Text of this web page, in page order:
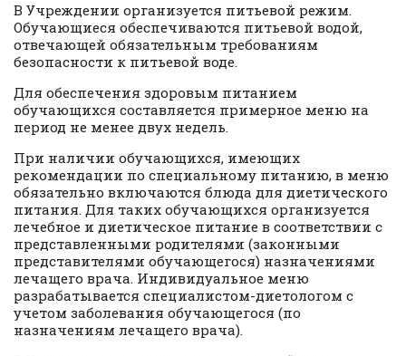
В Учреждении организуется питьевой режим.
Обучающиеся обеспечиваются питьевой водой,
отвечающей обязательным требованиям
безопасности к питьевой воде.
Для обеспечения здоровым питанием
обучающихся составляется примерное меню на
период не менее двух недель.
При наличии обучающихся, имеющих
рекомендации по специальному питанию, в меню
обязательно включаются блюда для диетического
питания. Для таких обучающихся организуется
лечебное и диетическое питание в соответствии с
представленными родителями (законными
представителями обучающегося) назначениями
лечащего врача. Индивидуальное меню
разрабатывается специалистом-диетологом с
учетом заболевания обучающегося (по
назначениям лечащего врача).